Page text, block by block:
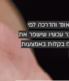
והדרכה למי
עכשיו שישפר את
בקלות באמצעות